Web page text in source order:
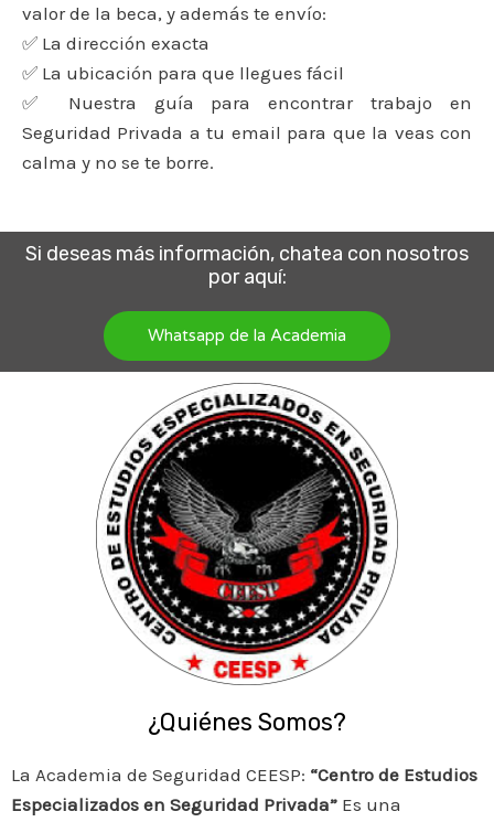
valor de la beca, y además te envío:
✅ La dirección exacta
✅ La ubicación para que llegues fácil
✅ Nuestra guía para encontrar trabajo en
Seguridad Privada a tu email para que la veas con
calma y no se te borre.
Si deseas más información, chatea con nosotros
por aquí:
Whatsapp de la Academia
¿Quiénes Somos?
La Academia de Seguridad CEESP: “Centro de Estudios
Especializados en Seguridad Privada” Es una